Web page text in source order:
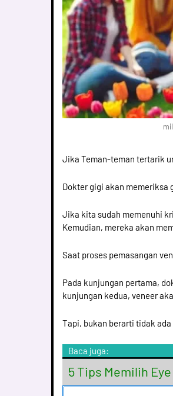
Jika Teman-teman tertarik
Dokter gigi akan memeriksa
Jika kita sudah memenuhi
Kemudian, mereka akan
Saat proses pemasangan
Pada kunjungan pertama,
kunjungan kedua, veneer
Tapi, bukan berarti tidak
Baca juga:
5 Tips Memilih